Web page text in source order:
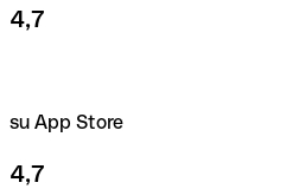
4,7
su App Store
4,7